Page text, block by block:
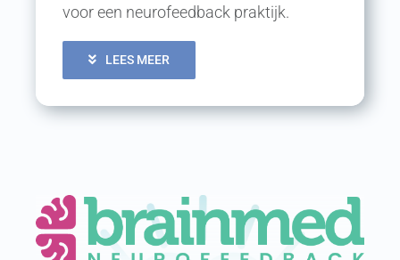
voor een neurofeedback praktijk.
LEES MEER